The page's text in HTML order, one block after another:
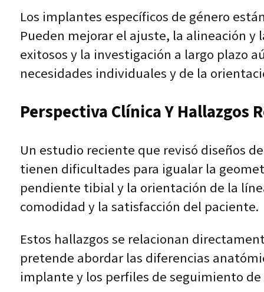
Los implantes específicos de género
Pueden mejorar el ajuste, la alineación
exitosos y la investigación a largo plazo
necesidades individuales y de la
Perspectiva Clínica Y Hallazgos
Un estudio reciente que revisó diseños
tienen dificultades para igualar la
pendiente tibial y la orientación de la
comodidad y la satisfacción del paciente.
Estos hallazgos se relacionan
pretende abordar las diferencias
implante y los perfiles de seguimiento